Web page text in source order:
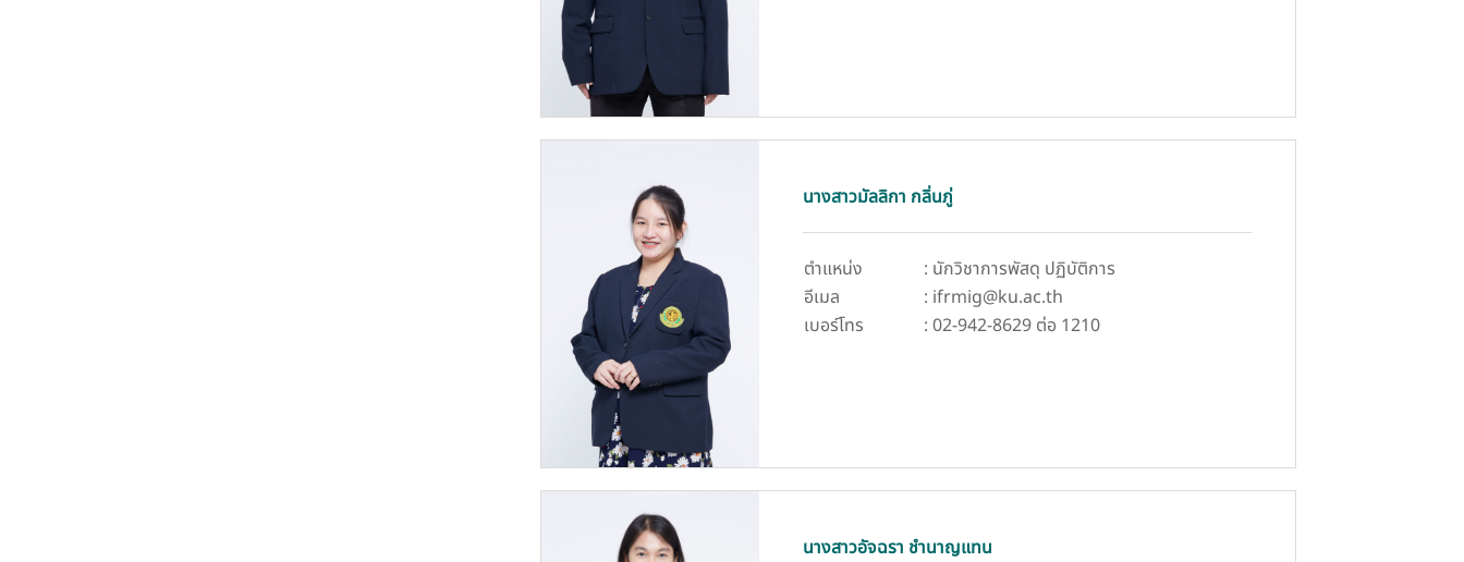
นางสาวมัลลิกา กลิ่นภู่
ตำแหน่ง
: นักวิชาการพัสดุ ปฏิบัติการ
อีเมล
: ifrmig@ku.ac.th
เบอร์โทร
: 02-942-8629 ต่อ 1210
นางสาวอัจฉรา ชำนาญแทน